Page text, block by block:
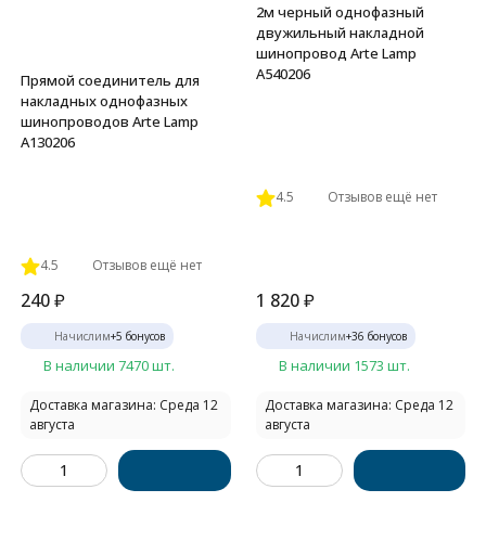
Прямой соединитель для
накладных однофазных
шинопроводов Arte Lamp
A130206
4.5 Отзывов ещё нет
240₽
Начислим+5 бонусов
В наличии 7470 шт.
Доставка магазина: Среда 12
августа
2м черный однофазный
двужильный накладной
шинопровод Arte Lamp
A540206
4.5 Отзывов ещё нет
1 820 ₽
Начислим+36 бонусов
В наличии 1573 шт.
Доставка магазина: Среда 12
августа